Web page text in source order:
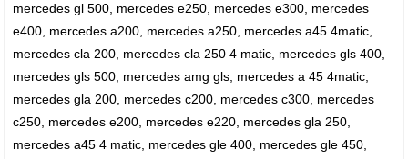
mercedes gl 500, mercedes e250, mercedes e300, mercedes
e400, mercedes a200, mercedes a250, mercedes a45 4matic,
mercedes cla 200, mercedes cla 250 4 matic, mercedes gls 400,
mercedes gls 500, mercedes amg gls, mercedes a 45 4matic,
mercedes gla 200, mercedes c200, mercedes c300, mercedes
c250, mercedes e200, mercedes e220, mercedes gla 250,
mercedes a45 4 matic, mercedes gle 400, mercedes gle 450,